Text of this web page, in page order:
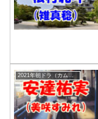
2021年朝ドラ（カムカムエヴリバディ）